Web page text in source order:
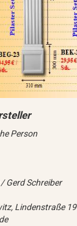
Person
Gerd Schreiber
Lindenstraße 19